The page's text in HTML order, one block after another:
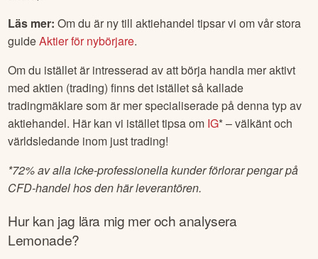
utdelning (och även Avanza forum för diskussion med
andra).
Läs mer:Om du är ny till aktiehandel tipsar vi om vår stora
guideAktier för nybörjare.
Om du istället är intresserad av att börja handla mer aktivt
med aktien (trading) finns det istället så kallade
aktiehandel. Här kan vi istället tipsa omIG* – välkänt och
världsledande inom just trading!
*72% av alla icke-professionella kunder förlorar pengar på
CFD-handel hos den här leverantören.